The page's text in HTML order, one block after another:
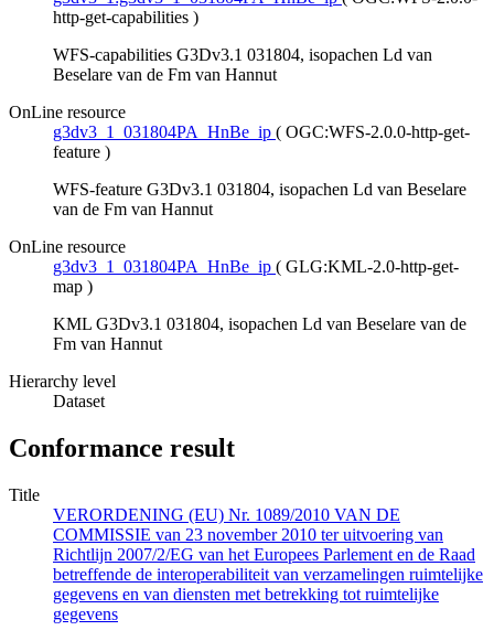
http-get-capabilities )
WFS-capabilities G3Dv3.1 031804, isopachen Ld van
Beselare van de Fm van Hannut
OnLine resource
g3dv3_1_031804PA_HnBe_ip ( OGC:WFS-2.0.0-http-get-
feature )
WFS-feature G3Dv3.1 031804, isopachen Ld van Beselare
van de Fm van Hannut
OnLine resource
g3dv3_1_031804PA_HnBe_ip ( GLG:KML-2.0-http-get-
map )
KML G3Dv3.1 031804, isopachen Ld van Beselare van de
Fm van Hannut
Hierarchy level
Dataset
Conformance result
Title
VERORDENING (EU) Nr. 1089/2010 VAN DE
COMMISSIE van 23 november 2010 ter uitvoering van
Richtlijn 2007/2/EG van het Europees Parlement en de Raad
betreffende de interoperabiliteit van verzamelingen ruimtelijke
gegevens en van diensten met betrekking tot ruimtelijke
gegevens